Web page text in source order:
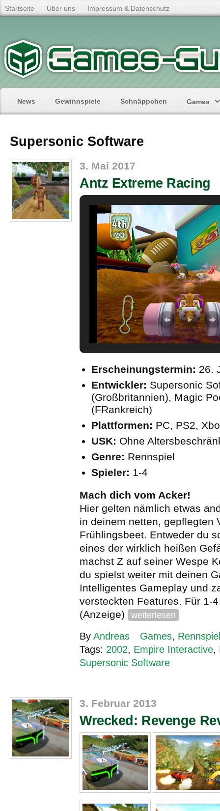
Startseite Über uns Impressum & Datenschutz
News Gewinnspiele Schnäppchen Games
Supersonic Software
3. Mai 2017
Antz Extreme Racing
Erscheinungstermin: 26.
Entwickler: Supersonic
(Großbritannien), Magic
(FRankreich)
Plattformen: PC, PS2,
USK: Ohne
Genre: Rennspiel
Spieler: 1-4
Mach dich vom Acker!
Hier gelten nämlich etwas
in deinem netten, gepflegten
Frühlingsbeet. Entweder du
eines der wirklich heißen
machst Z auf seiner Wespe
du spielst weiter mit deinen
Intelligentes Gameplay und
versteckten Features. Für 1-
(Anzeige)
weiterlesen
By Andreas Games, Rennspiel
Tags: 2002, Empire Interactive,
Supersonic Software
3. Februar 2013
Wrecked: Revenge